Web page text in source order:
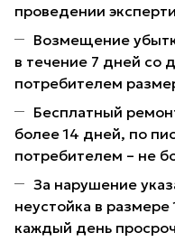
проведении
Возмещение
в течение 7 дней со
потребителем
Бесплатный
более 14 дней, по
потребителем – не
За нарушение
неустойка в размере
каждый день